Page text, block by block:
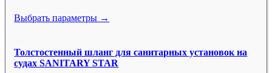
Выбрать параметры →
Толстостенный шланг для санитарных установок на
судах SANITARY STAR